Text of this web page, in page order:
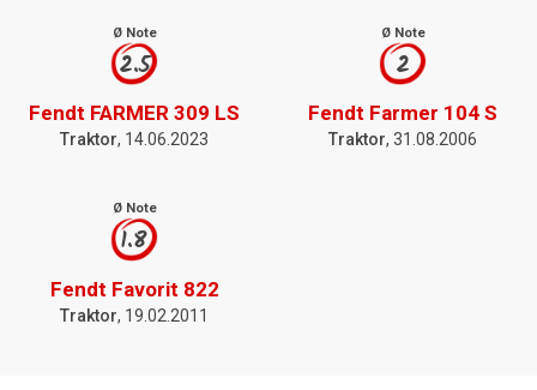
Ø Note
2.5
Fendt FARMER 309 LS
Traktor, 14.06.2023
Ø Note
2
Fendt Farmer 104 S
Traktor, 31.08.2006
Ø Note
1.8
Fendt Favorit 822
Traktor, 19.02.2011